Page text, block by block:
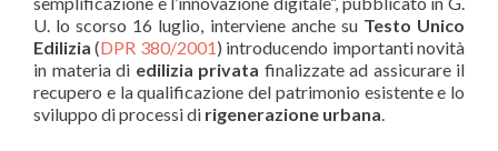
U. lo scorso 16 luglio, interviene anche su Testo Unico
Edilizia (DPR 380/2001) introducendo importanti novità
in materia di edilizia privata finalizzate ad assicurare il
recupero e la qualificazione del patrimonio esistente e lo
sviluppo di processi di rigenerazione urbana.